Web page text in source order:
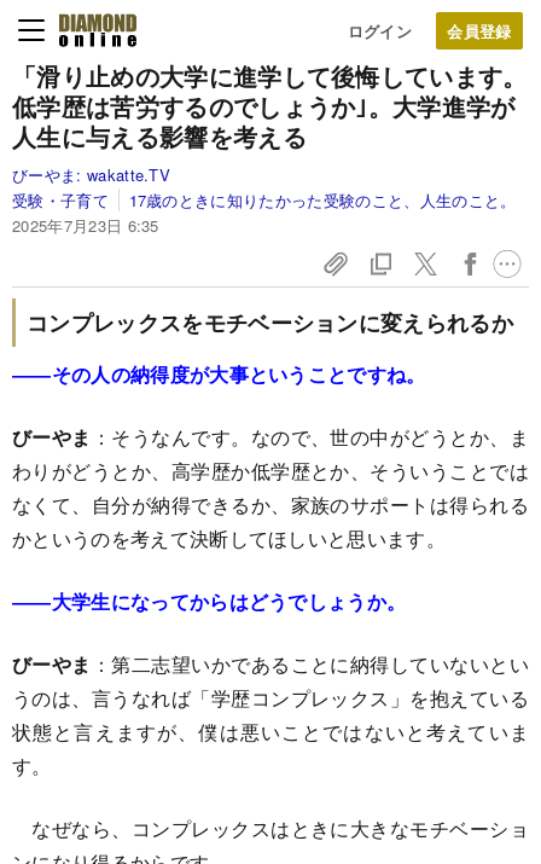
ログイン
「滑り止めの大学に進学して後悔しています。
低学歴は苦労するのでしょうか｣。大学進学が
人生に与える影響を考える
びーやま: wakatte.TV
受験・子育て
17歳のときに知りたかった受験のこと、人生のこと。
2025年7月23日 6:35
コンプレックスをモチベーションに変えられるか
――その人の納得度が大事ということですね。
びーやま ：そうなんです。なので、世の中がどうとか、ま
わりがどうとか、高学歴か低学歴とか、そういうことでは
なくて、自分が納得できるか、家族のサポートは得られる
かというのを考えて決断してほしいと思います。
――大学生になってからはどうでしょうか。
びーやま ：第二志望いかであることに納得していないとい
うのは、言うなれば「学歴コンプレックス」を抱えている
状態と言えますが、僕は悪いことではないと考えていま
す。
なぜなら、コンプレックスはときに大きなモチベーショ